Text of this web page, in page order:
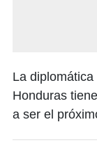
La
Honduras
a ser el